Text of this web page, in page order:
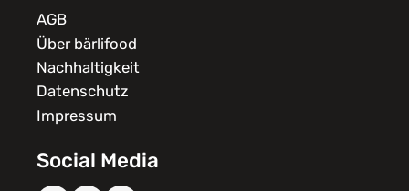
AGB
Über bärlifood
Nachhaltigkeit
Datenschutz
Impressum
Social Media